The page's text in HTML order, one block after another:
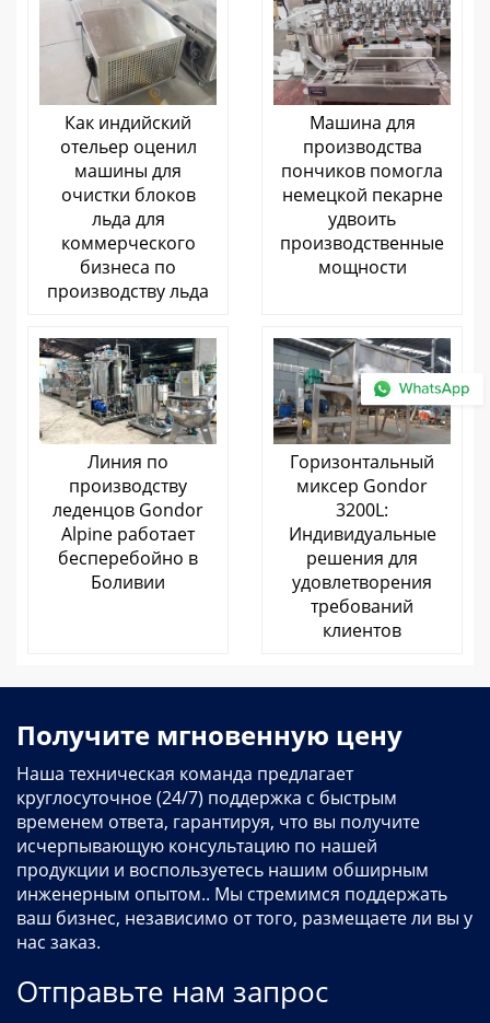
Как индийский
отельер оценил
машины для
очистки блоков
льда для
коммерческого
бизнеса по
производству льда
Машина для
производства
пончиков помогла
немецкой пекарне
удвоить
производственные
мощности
Линия по
производству
леденцов Gondor
Alpine работает
бесперебойно в
Боливии
Горизонтальный
миксер Gondor
3200L:
Индивидуальные
решения для
удовлетворения
требований
клиентов
Получите мгновенную цену
Наша техническая команда предлагает
круглосуточное (24/7) поддержка с быстрым
временем ответа, гарантируя, что вы получите
исчерпывающую консультацию по нашей
продукции и воспользуетесь нашим обширным
инженерным опытом.. Мы стремимся поддержать
ваш бизнес, независимо от того, размещаете ли вы у
нас заказ.
Отправьте нам запрос